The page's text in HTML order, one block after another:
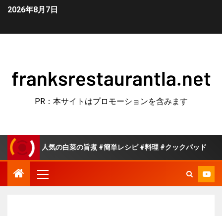
2026年8月7日
franksrestaurantla.net
PR：本サイトはプロモーションを含みます
人気の白菜の旨煮 #簡単レシピ #料理 #クックパッド